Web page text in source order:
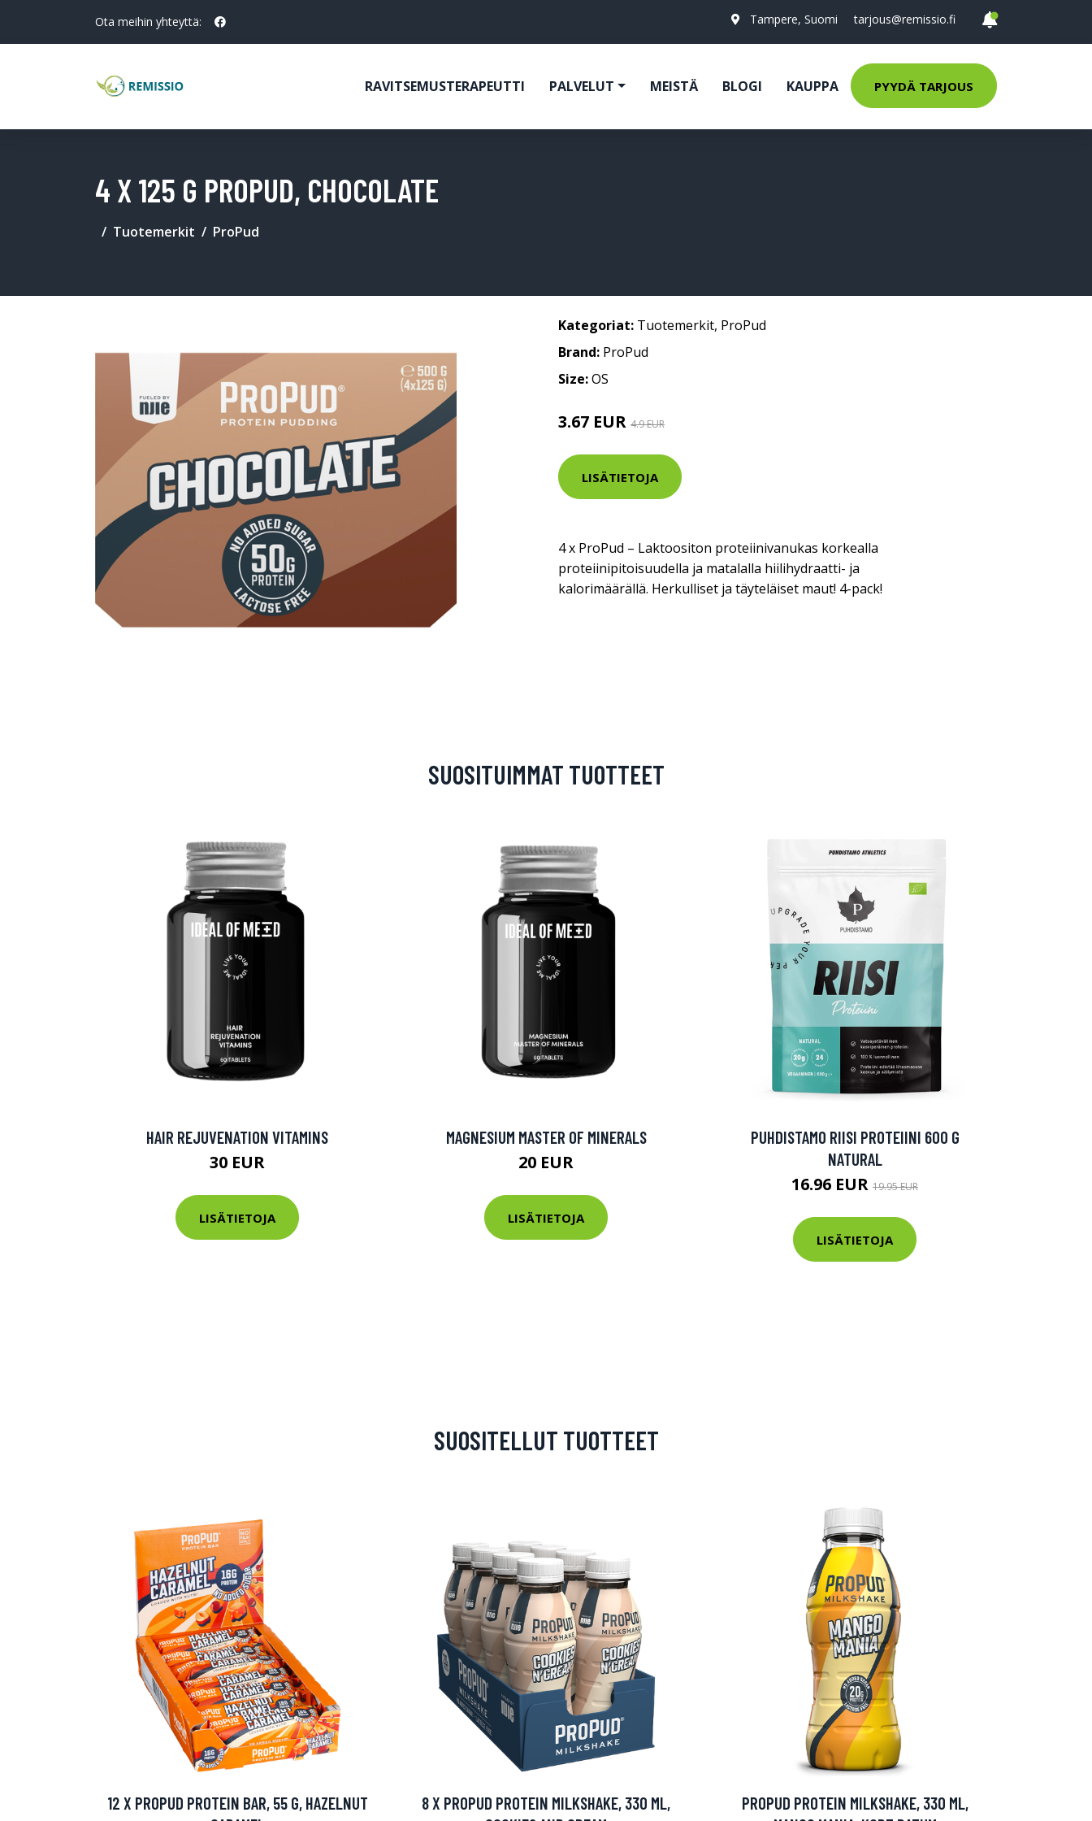
Ota meihin yhteyttä: Tampere, Suomi tarjous@remissio.fi
RAVITSEMUSTERAPEUTTI PALVELUT MEISTÄ BLOGI KAUPPA PYYDÄ TARJOUS
4 X 125 G PROPUD, CHOCOLATE
Tuotemerkit ProPud
Kategoriat: Tuotemerkit, ProPud
Brand: ProPud
Size:OS
3.67 EUR 4.9 EUR
LISÄTIETOJA
4 x ProPud – Laktoositon proteiinivanukas korkealla
proteiinipitoisuudella ja matalalla hiilihydraatti- ja
kalorimäärällä. Herkulliset ja täyteläiset maut! 4-pack!
SUOSITUIMMAT TUOTTEET
HAIR REJUVENATION VITAMINS
30 EUR
LISÄTIETOJA
MAGNESIUM MASTER OF MINERALS
20 EUR
LISÄTIETOJA
PUHDISTAMO RIISI PROTEIINI 600 G
NATURAL
16.96 EUR 19.95 EUR
LISÄTIETOJA
SUOSITELLUT TUOTTEET
12 X PROPUD PROTEIN BAR, 55 G, HAZELNUT
8 X PROPUD PROTEIN MILKSHAKE, 330 ML,
PROPUD PROTEIN MILKSHAKE, 330 ML,
Erikoistarjous
Sponsoriltamme
IdealofMeD Kauppa